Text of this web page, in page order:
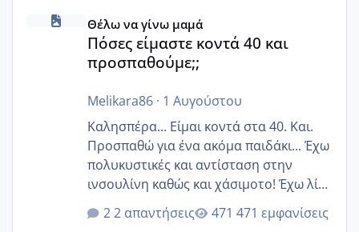
Πόσες είμαστε κοντά 40 και προσπαθούμε;;
Θέλω να γίνω μαμά
Πόσες είμαστε κοντά 40 και
προσπαθούμε;;
Melikara86· 1 Αυγούστου
Καλησπέρα... Είμαι κοντά στα 40. Και.
Προσπαθώ για ένα ακόμα παιδάκι... Έχω
πολυκυστικές και αντίσταση στην
ινσουλίνη καθώς και χάσιμοτο! Έχω λίγα
κιλά παραπάνω και όσο κ αν προσπαθώ
δεν χάνω εύκολα! Προσπαθώ για ακόμη
2 απαντήσεις 471 εμφανίσεις